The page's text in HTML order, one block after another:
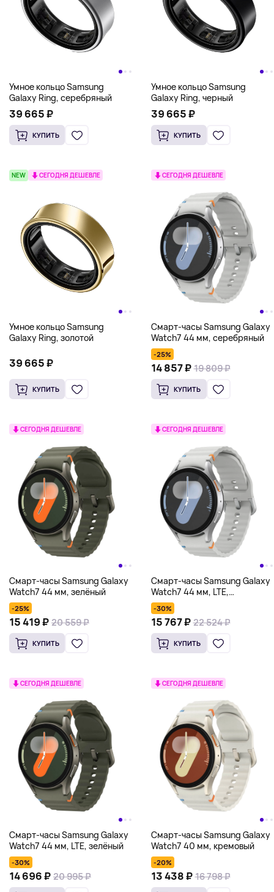
Умное кольцо Samsung
Galaxy Ring, серебряный
39 665 ₽
КУПИТЬ
Умное кольцо Samsung
Galaxy Ring, черный
39 665 ₽
КУПИТЬ
NEW СЕГОДНЯ ДЕШЕВЛЕ
Умное кольцо Samsung
Galaxy Ring, золотой
39 665 ₽
КУПИТЬ
СЕГОДНЯ ДЕШЕВЛЕ
Смарт-часы Samsung Galaxy
Watch7 44 мм, серебряный
-25%
14 857 ₽ 19 809 ₽
КУПИТЬ
СЕГОДНЯ ДЕШЕВЛЕ
Смарт-часы Samsung Galaxy
Watch7 44 мм, зелёный
-25%
15 419 ₽ 20 559 ₽
КУПИТЬ
СЕГОДНЯ ДЕШЕВЛЕ
Смарт-часы Samsung Galaxy
Watch7 44 мм, LTE,
серебряный
-30%
15 767 ₽ 22 524 ₽
КУПИТЬ
СЕГОДНЯ ДЕШЕВЛЕ
Смарт-часы Samsung Galaxy
Watch7 44 мм, LTE, зелёный
-30%
14 696 ₽ 20 995 ₽
СЕГОДНЯ ДЕШЕВЛЕ
Смарт-часы Samsung Galaxy
Watch7 40 мм, кремовый
-20%
13 438 ₽ 16 798 ₽